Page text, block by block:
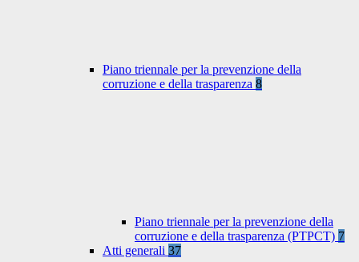
Piano triennale per la prevenzione della
corruzione e della trasparenza 8
Piano triennale per la prevenzione della
corruzione e della trasparenza (PTPCT) 7
Atti generali 37